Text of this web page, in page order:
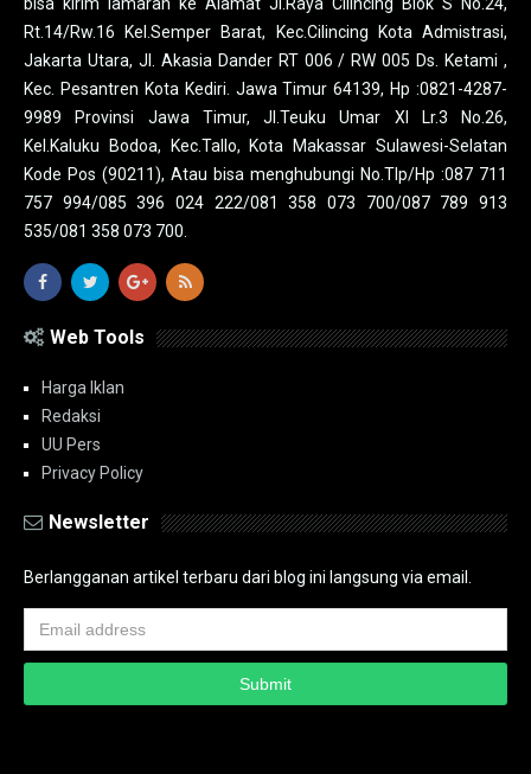
Rt.14/Rw.16 Kel.Semper Barat, Kec.Cilincing Kota Admistrasi,
Jakarta Utara, Jl. Akasia Dander RT 006 / RW 005 Ds. Ketami ,
Kec. Pesantren Kota Kediri. Jawa Timur 64139, Hp :0821-4287-
9989 Provinsi Jawa Timur, Jl.Teuku Umar XI Lr.3 No.26,
Kel.Kaluku Bodoa, Kec.Tallo, Kota Makassar Sulawesi-Selatan
Kode Pos (90211), Atau bisa menghubungi No.Tlp/Hp :087 711
757 994/085 396 024 222/081 358 073 700/087 789 913
535/081 358 073 700.
Web Tools
Harga Iklan
Redaksi
UU Pers
Privacy Policy
Newsletter
Berlangganan artikel terbaru dari blog ini langsung via email.